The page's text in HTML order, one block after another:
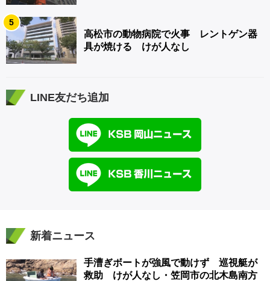
5
高松市の動物病院で火事 レントゲン器
具が焼ける けが人なし
LINE友だち追加
新着ニュース
手漕ぎボートが強風で動けず 巡視艇が
救助 けが人なし・笠岡市の北木島南方